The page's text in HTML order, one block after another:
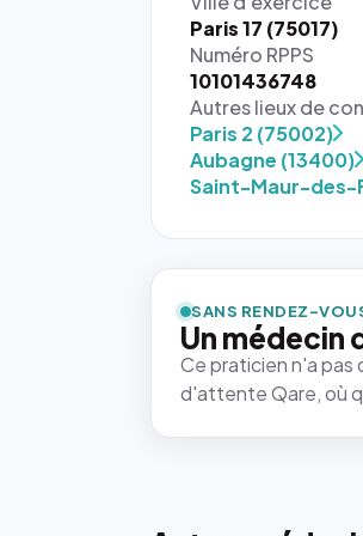
Paris 17 (75017)
Numéro RPPS
10101436748
Autres lieux de
Paris 2 (75002)
Aubagne (13400)
Saint-Maur-des-
SANS RENDEZ-
Un médecin
Ce praticien n'a pas
d'attente Qare, où